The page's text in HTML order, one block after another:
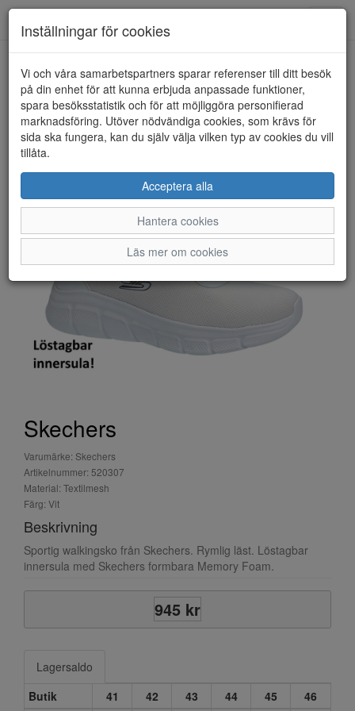
HEM SKECHERS
Skechers
Varumärke: Skechers
Artikelnummer: 520307
Material: Textilmesh
Färg: Vit
Beskrivning
Sportig walkingsko från Skechers. Rymlig läst. Löstagbar
innersula med Skechers formbara Memory Foam.
945 kr
Lagersaldo
Butik
41 42 43 44 45 46
Inställningar för cookies
Vi och våra samarbetspartners sparar referenser till ditt besök
på din enhet för att kunna erbjuda anpassade funktioner,
spara besöksstatistik och för att möjliggöra personifierad
marknadsföring. Utöver nödvändiga cookies, som krävs för
sida ska fungera, kan du själv välja vilken typ av cookies du vill
tillåta.
Acceptera alla
Hantera cookies
Läs mer om cookies